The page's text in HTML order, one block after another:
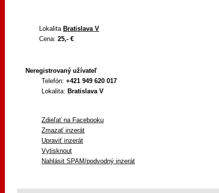
Lokalita Bratislava V
Cena: 25,- €
Neregistrovaný užívateľ
Telefón: +421 949 620 017
Lokalita: Bratislava V
Zdieľať na Facebooku
Zmazať inzerát
Upraviť inzerát
Vytisknout
Nahlásit SPAM/podvodný inzerát